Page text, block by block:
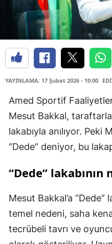
YAYINLAMA: 17 Şubat 2026 - 10:00
Amed Sportif
Mesut Bakkal,
lakabıyla anılıyor. Peki
“Dede” deniyor, bu
“Dede” lakabının
Mesut Bakkal’a “Dede”
temel nedeni, saha
tecrübeli tavrı ve